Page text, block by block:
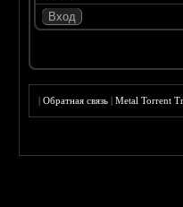
|Обратная связь |Metal Torrent